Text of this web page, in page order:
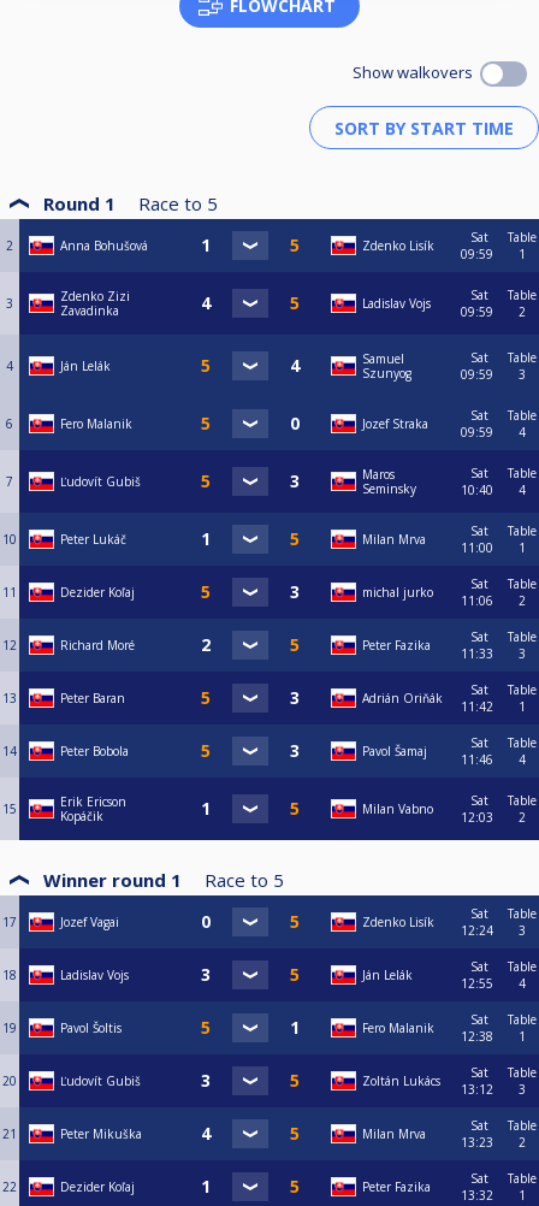
FLOWCHART
Show walkovers
Round 1 Race to 5
2 Anna Bohušová Zdenko Lisík
Sat
09:59
Table
1
3
Zdenko Zizi
Zavadinka
Ladislav Vojs
Sat
09:59
Table
2
4 Ján Lelák
Samuel
Szunyog
Sat
09:59
Table
3
6 Fero Malanik Jozef Straka
Sat
09:59
Table
4
7 Ľudovít Gubiš
Maros
Seminsky
Sat
10:40
Table
4
10 Peter Lukáč Milan Mrva
Sat
11:00
Table
1
11 Dezider Koľaj michal jurko
Sat
11:06
Table
2
12 Richard Moré Peter Fazika
Sat
11:33
Table
3
13 Peter Baran Adrián Oriňák
Sat
11:42
Table
1
14 Peter Bobola Pavol Šamaj
Sat
11:46
Table
4
15
Erik Ericson
Kopáčik
Milan Vabno
Sat
12:03
Table
2
Winner round 1 Race to 5
17 Jozef Vagai Zdenko Lisík
Sat
12:24
Table
3
18 Ladislav Vojs Ján Lelák
Sat
12:55
Table
4
19 Pavol Šoltis Fero Malanik
Sat
12:38
Table
1
20 Ľudovít Gubiš Zoltán Lukács
Sat
13:12
Table
3
21 Peter Mikuška Milan Mrva
Sat
13:23
Table
2
22 Dezider Koľaj Peter Fazika
Sat
13:32
Table
1